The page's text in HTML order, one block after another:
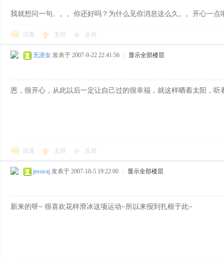
我就想问一句。。。你还好吗？为什么见你消息这么久。。开心一点
回复 支持 反对
无涯女 发表于 2007-9-22 22:41:56 显示全部楼层
恩，很开心，从此以后一定让自己过的很幸福，就这样晒着太阳，听
回复 支持 反对
jessicaj 发表于 2007-10-5 19:22:00 显示全部楼层
新来的呀~ 很喜欢花样滑冰这项运动~所以来报到扎根于此~